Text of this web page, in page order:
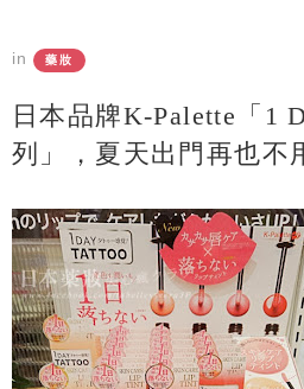
in 藥妝
日本品牌K-Palette「1
列」，夏天出門再也不